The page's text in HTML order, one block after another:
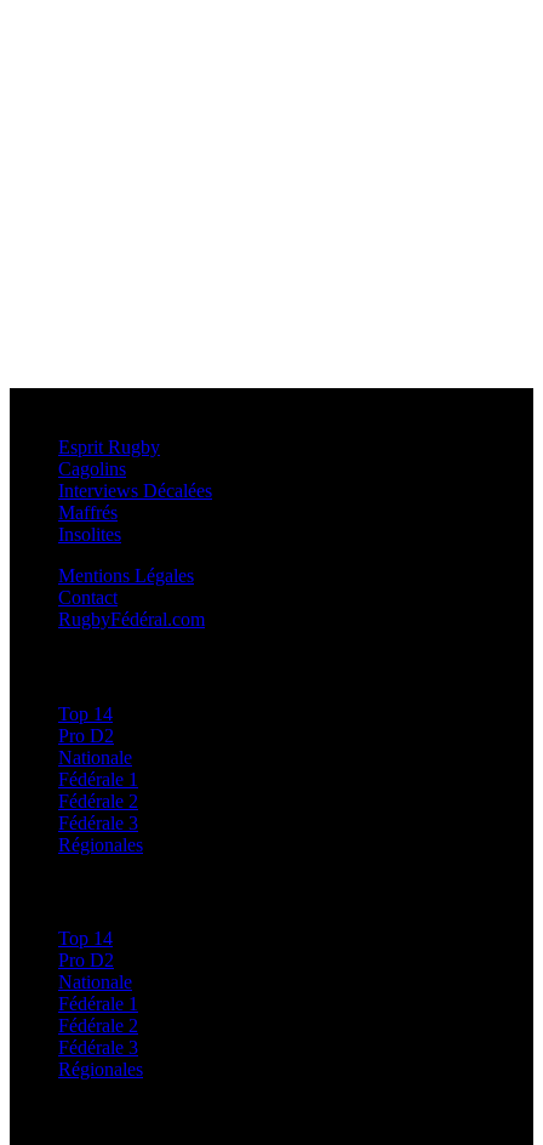
Esprit Rugby
Cagolins
Interviews Décalées
Maffrés
Insolites
Mentions Légales
Contact
RugbyFédéral.com
Top 14
Pro D2
Nationale
Fédérale 1
Fédérale 2
Fédérale 3
Régionales
Top 14
Pro D2
Nationale
Fédérale 1
Fédérale 2
Fédérale 3
Régionales